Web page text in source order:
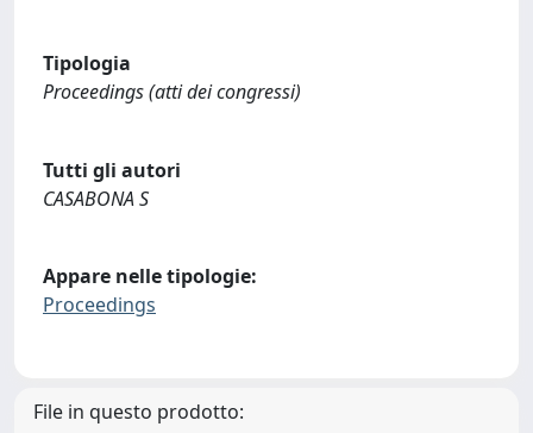
Tipologia
Proceedings (atti dei congressi)
Tutti gli autori
CASABONA S
Appare nelle tipologie:
Proceedings
File in questo prodotto: